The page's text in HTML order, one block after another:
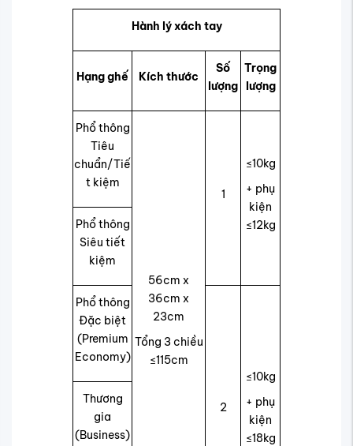
Hành lý xách tay
Hạng ghế Kích thước
Số
lượng
Trọng
lượng
Phổ thông
Tiêu
chuẩn/Tiế
t kiệm
56cm x
36cm x
23cm
Tổng 3 chiều
≤115cm
1
≤10kg
+ phụ
kiện
≤12kg
Phổ thông
Siêu tiết
kiệm
Phổ thông
Đặc biệt
(Premium
Economy)
2
≤10kg
+ phụ
kiện
≤18kg
Thương
gia
(Business)